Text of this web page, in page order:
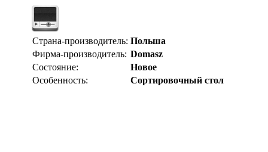
Страна-производитель: Польша
Фирма-производитель: Domasz
Состояние:
Новое
Особенность:
Сортировочный стол